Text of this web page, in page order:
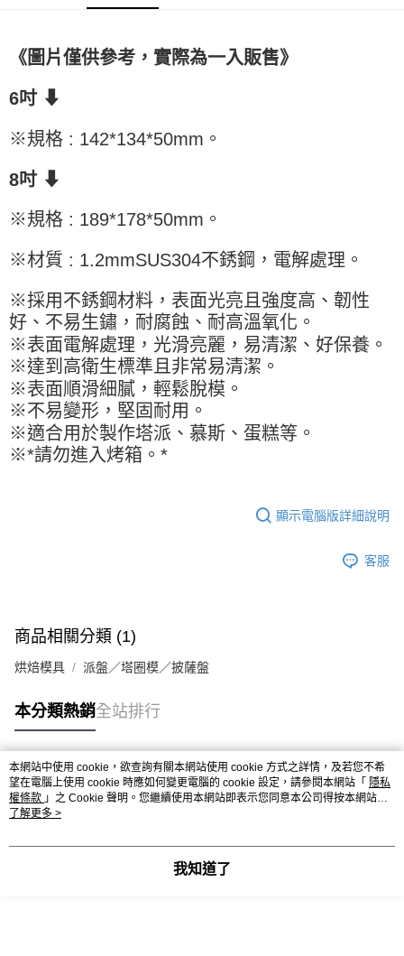
【關於「AFTEE先享後付」】
便利好安心！
１．簡單：不需註冊會員、不需綁卡、不需儲值。
３．安心：先確認商品／服務後，再付款。
【「AFTEE先享後付」結帳流程】
１．於結帳方式選擇「AFTEE先享後付」後，將跳轉至「AFTEE先享後付」
２．訂單成立數日內，您將收到繳費通知簡訊。
３．收到繳費通知簡訊後14天內，點擊此簡訊中的連結，可透過四大超商／
ATM／網路銀行／等多元方式進行付款，方視為交易完成。
※ 請注意：結帳手續完成當下不需立刻繳費，但若您需要取消訂單，請聯絡
後付繳納相關費用。
是否繳費成功／繳費後需取消欲退款等相關疑問，請聯繫「AFTEE先享後付
客戶支援中心」https://netprotections.freshdesk.com/support/home
【注意事項】
１．透過由恩沛科技股份有限公司提供之「AFTEE先享後付」服務完成之交
易，需依本服務之必要範圍內提供個人資料，並將交易相關給付款項請求債
權轉讓予恩沛科技股份有限公司。
２．關於個人資料處理事宜，請瀏覽以下網址：
https://aftee.tw/terms/#terms3
３．未成年的使用者請事先徵得法定代理人或監護人之同意方可使用
「AFTEE先享後付」，若未經同意申辦者引起之損失，本公司不負相關責
運送方式
全家取貨付款-重量限制含紙箱10kg，請控制商品重量在9~9.5
每筆NT$90，滿NT$990(含以上)免運費
付款後全家取貨-重量限制含紙箱10kg，請控制商品重量在9~
每筆NT$90，滿NT$990(含以上)免運費
7-11取貨付款-重量限制含紙箱10kg，請控制商品重量在9~9.5
每筆NT$90，滿NT$990(含以上)免運費
付款後7-11取貨-重量限制含紙箱10kg，請控制商品重量在9~
9.5kg
每筆NT$90，滿NT$990(含以上)免運費
宅配-新竹物流
每筆NT$150，滿NT$2,000(含以上)免運費
《圖片僅供參考，實際為一入販售》
6吋 ⬇
※規格 : 142*134*50mm。
8吋 ⬇
※規格 : 189*178*50mm。
※材質 : 1.2mmSUS304不銹鋼，電解處理。
※採用不銹鋼材料，表面光亮且強度高、韌性
好、不易生鏽，耐腐蝕、耐高溫氧化。
※表面電解處理，光滑亮麗，易清潔、好保養。
※達到高衛生標準且非常易清潔。
※表面順滑細膩，輕鬆脫模。
※不易變形，堅固耐用。
※適合用於製作塔派、慕斯、蛋糕等。
※*請勿進入烤箱。*
顯示電腦版詳細說明
客服
商品相關分類 (1)
烘焙模具 派盤／塔圈模／披薩盤
本分類熱銷全站排行
熱門標籤
本網站中使用 cookie，欲查詢有關本網站使用 cookie 方式之詳情，及若您不希
望在電腦上使用 cookie 時應如何變更電腦的 cookie 設定，請參閱本網站「 隱私
權條款 」之 Cookie 聲明。您繼續使用本網站即表示您同意本公司得按本網站使
用條款之 Cookie 聲明使用 cookie。
了解更多 >
我知道了